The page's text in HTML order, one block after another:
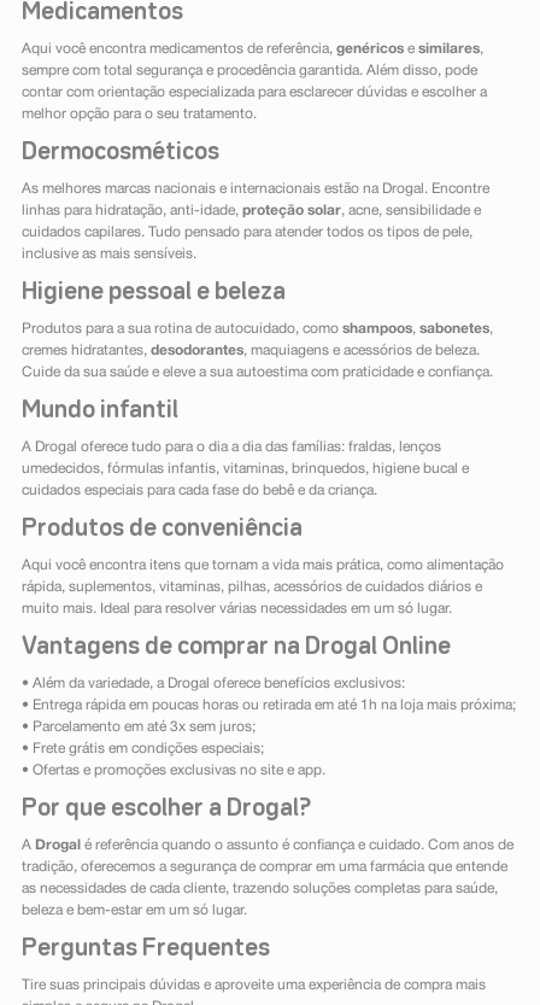
Medicamentos
Aqui você encontra medicamentos de referência, genéricose similares,
sempre com total segurança e procedência garantida. Além disso, pode
contar com orientação especializada para esclarecer dúvidas e escolher a
melhor opção para o seu tratamento.
Dermocosméticos
As melhores marcas nacionais e internacionais estão na Drogal. Encontre
linhas para hidratação, anti-idade, proteção solar, acne, sensibilidade e
cuidados capilares. Tudo pensado para atender todos os tipos de pele,
inclusive as mais sensíveis.
Higiene pessoal e beleza
Produtos para a sua rotina de autocuidado, como shampoos, sabonetes,
cremes hidratantes, desodorantes, maquiagens e acessórios de beleza.
Cuide da sua saúde e eleve a sua autoestima com praticidade e confiança.
Mundo infantil
A Drogal oferece tudo para o dia a dia das famílias: fraldas, lenços
umedecidos, fórmulas infantis, vitaminas, brinquedos, higiene bucal e
cuidados especiais para cada fase do bebê e da criança.
Produtos de conveniência
Aqui você encontra itens que tornam a vida mais prática, como alimentação
rápida, suplementos, vitaminas, pilhas, acessórios de cuidados diários e
muito mais. Ideal para resolver várias necessidades em um só lugar.
Vantagens de comprar na Drogal Online
• Além da variedade, a Drogal oferece benefícios exclusivos:
• Entrega rápida em poucas horas ou retirada em até 1h na loja mais próxima;
• Parcelamento em até 3x sem juros;
• Frete grátis em condições especiais;
• Ofertas e promoções exclusivas no site e app.
Por que escolher a Drogal?
A Drogal é referência quando o assunto é confiança e cuidado. Com anos de
tradição, oferecemos a segurança de comprar em uma farmácia que entende
as necessidades de cada cliente, trazendo soluções completas para saúde,
beleza e bem-estar em um só lugar.
Perguntas Frequentes
Tire suas principais dúvidas e aproveite uma experiência de compra mais